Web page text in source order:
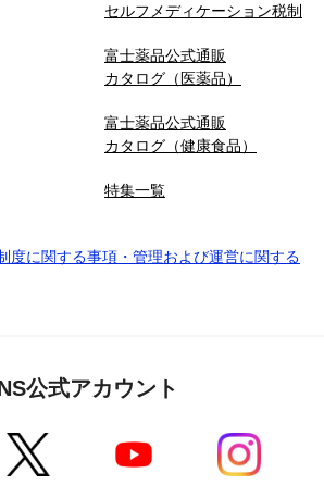
セルフメディケーション税制
富士薬品公式通販
カタログ（医薬品）
富士薬品公式通販
カタログ（健康食品）
特集一覧
度に関する事項・管理および運営に関する
公式アカウント